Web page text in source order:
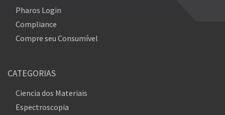
Pharos Login
Compliance
Compre seu Consumível
CATEGORIAS
Ciencia dos Materiais
Espectroscopia